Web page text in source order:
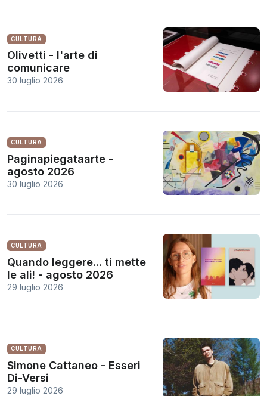
CULTURA
Olivetti - l'arte di
comunicare
30 luglio 2026
CULTURA
Paginapiegataarte -
agosto 2026
30 luglio 2026
CULTURA
Quando leggere... ti mette
le ali! - agosto 2026
29 luglio 2026
CULTURA
Simone Cattaneo - Esseri
Di-Versi
29 luglio 2026